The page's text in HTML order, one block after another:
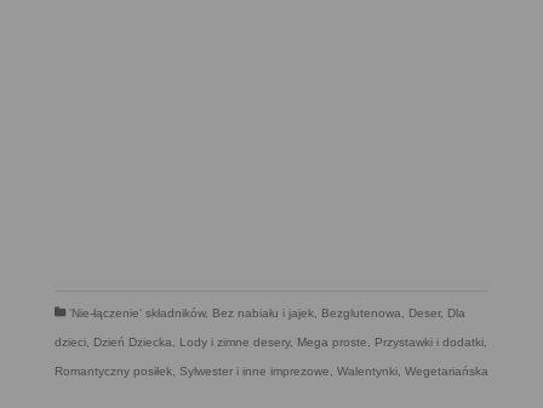
'Nie-łączenie' składników, Bez nabiału i jajek Bezglutenowa Deser, Dla
dzieci Dzień Dziecka Lody i zimne desery, Mega proste Przystawki i dodatki
Romantyczny posiłek Sylwester i inne imprezowe Walentynki Wegetariańska